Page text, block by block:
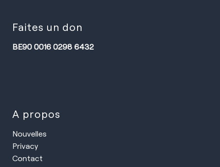
Faites un don
BE90 0016 0298 6432
A propos
Nouvelles
Privacy
Contact